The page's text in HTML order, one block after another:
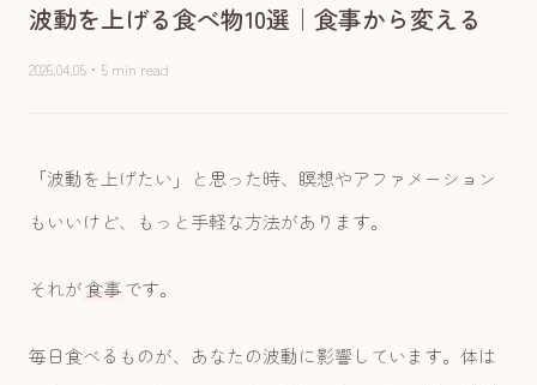
波動を上げる食べ物10選｜食事から変える
2026.04.05 ・ 5 min read
「波動を上げたい」と思った時、瞑想やアファメーション
もいいけど、もっと手軽な方法があります。
それが食事です。
毎日食べるものが、あなたの波動に影響しています。体は